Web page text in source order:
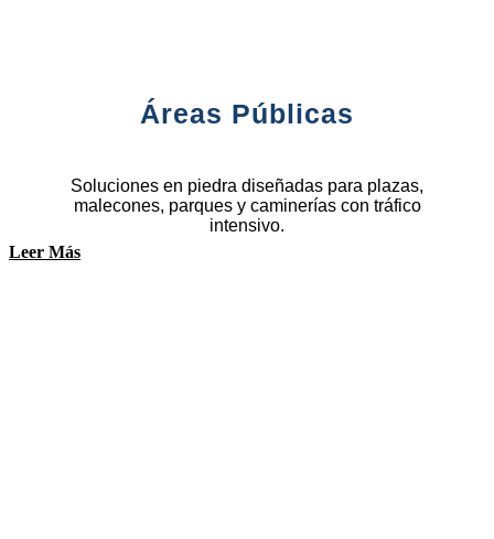
Áreas Públicas
Soluciones en piedra diseñadas para plazas,
malecones, parques y caminerías con tráfico
intensivo.
Leer Más